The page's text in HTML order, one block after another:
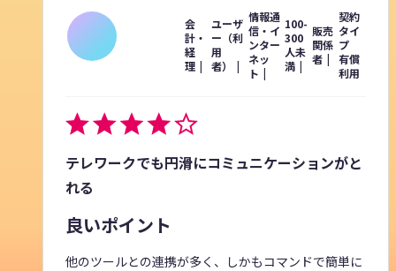
会
計・
経
理
ユーザ
ー（利
用
者）
情報通
信・イ
ンター
ネッ
ト
100-
300
人未
満
販売
関係
者
契約
タイ
プ
有償
利用
テレワークでも円滑にコミュニケーションがと
れる
良いポイント
他のツールとの連携が多く、しかもコマンドで簡単に